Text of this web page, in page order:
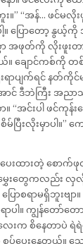
း။” “အန်… ဖင်မ
ပြောတော့ နွယ့်ကို
ာ အဖုတ်ကို လိုးဖူးတ
။ ချောင်ကစ်ကို တ
ရာပျက်ရင် နတ်ကိုင်
ာင် ဒီဘဲကြီး အညာ
“အင်းပါ ဖင်ကုန်
စိမ်ပြီးလိုးမှာပါ။
ေးထားတဲ့ စောက်
ေးတွေကလည်း လှ
ာစရာမရှိဘူးဗျာ
ာပါ။ ကျွန်တော်တ
ေးက စိနေတာပဲ
ပေးနေတယ်။ သေ